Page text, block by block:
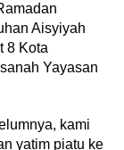
Aisyiyah
8 Kota
Yayasan
kami
yatim piatu ke